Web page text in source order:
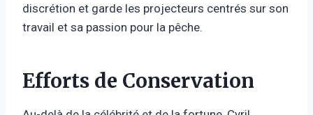
discrétion et garde les projecteurs centrés sur son
travail et sa passion pour la pêche.
Efforts de Conservation